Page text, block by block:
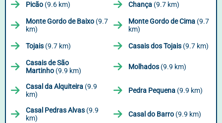
Picão (9.6 km) Chança (9.7 km)
Monte Gordo de Baixo (9.7
km)
Monte Gordo de Cima (9.7
km)
Tojais (9.7 km) Casais dos Tojais (9.7 km)
Casais de São
Martinho (9.9 km) Molhados (9.9 km)
Casal da Alquiteira (9.9
km)
Pedra Pequena (9.9 km)
Casal Pedras Alvas (9.9
km)
Casal do Barro (9.9 km)